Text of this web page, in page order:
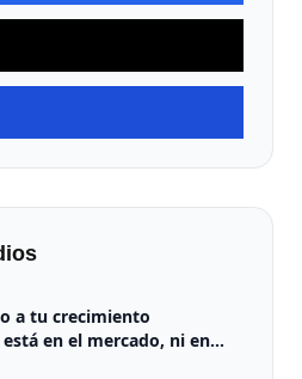
a tu crecimiento
en el mercado, ni en
en la falta de